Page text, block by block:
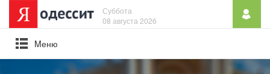
Суббота
08 августа 2026
Mеню